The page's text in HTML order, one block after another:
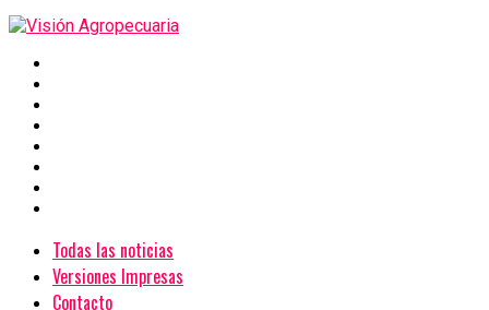
Todas las noticias
Versiones Impresas
Contacto